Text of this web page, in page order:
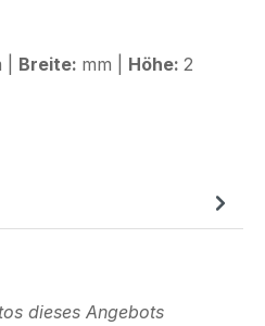
| Breite: mm | Höhe: 2
dieses Angebots